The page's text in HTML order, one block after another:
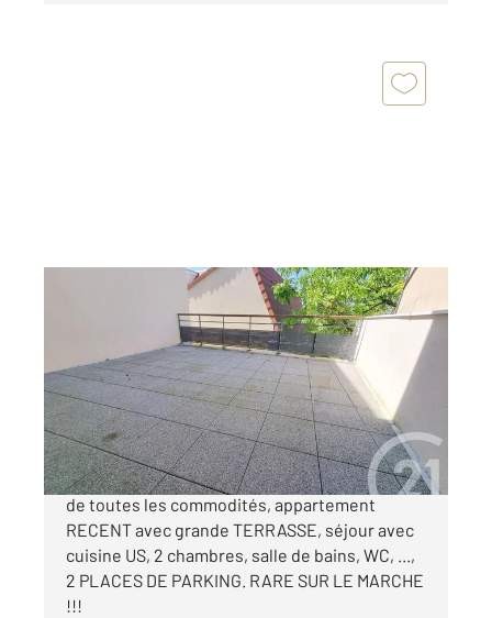
HERBLAY SUR SEINE 95
, 3 pièces
Appartement F3 à vendre
275 000 €
HERBLAY SUR SEINE Plein centre A 5 minutes
de toutes les commodités, appartement
RECENT avec grande TERRASSE, séjour avec
cuisine US, 2 chambres, salle de bains, WC, ...,
2 PLACES DE PARKING. RARE SUR LE MARCHE
!!!